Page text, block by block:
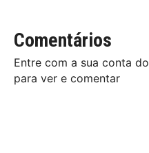
Comentários
Entre com a sua conta do
para ver e comentar